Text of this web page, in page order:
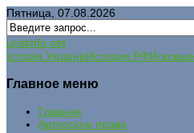
Пятница, 07.08.2026
uristinfo.net
Історія УкраїниИстория РФ
Главное меню
Главная
Авторское право